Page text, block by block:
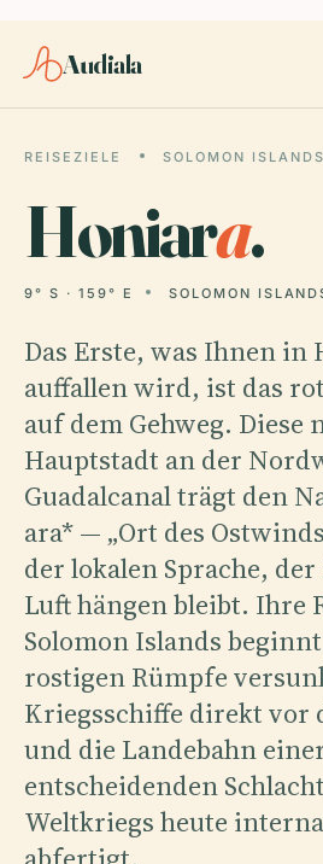
Audiala
REISEZIELE SOLOMON ISLANDS
Honiara.
9° S · 159° E SOLOMON
Das Erste, was Ihnen in
auffallen wird, ist das
auf dem Gehweg. Diese
Hauptstadt an der
Guadalcanal trägt den
ara* — „Ort des
der lokalen Sprache,
Luft hängen bleibt. Ihre
Solomon Islands
rostigen Rümpfe
Kriegsschiffe direkt vor
und die Landebahn
entscheidenden
Weltkriegs heute